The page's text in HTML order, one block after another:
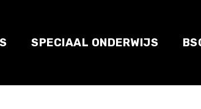
SPECIAAL ONDERWIJS